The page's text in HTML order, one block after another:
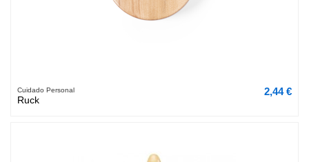
Cuidado Personal
Ruck
2,44 €